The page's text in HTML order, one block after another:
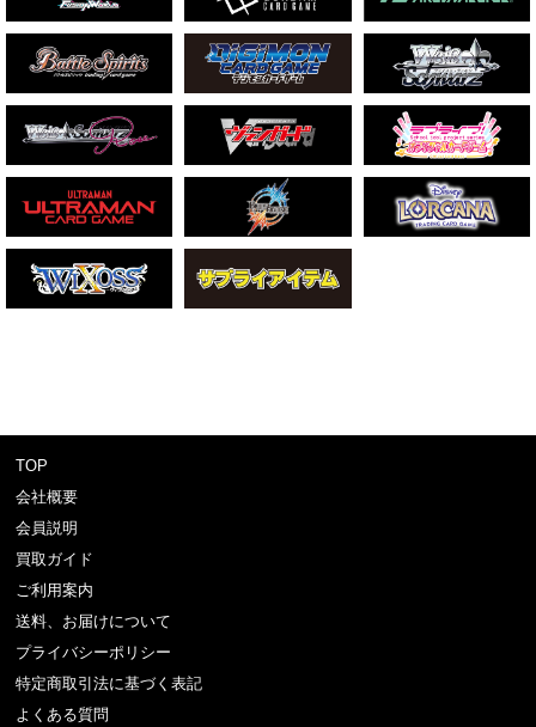
TOP
会社概要
会員説明
買取ガイド
ご利用案内
送料、お届けについて
プライバシーポリシー
特定商取引法に基づく表記
よくある質問